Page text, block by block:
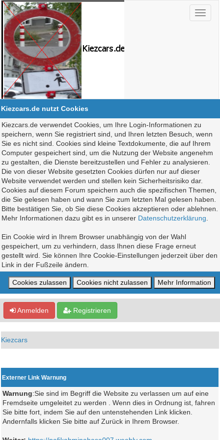
Kiezcars.de nutzt Cookies
Kiezcars.de verwendet Cookies, um Ihre Login-Informationen zu
speichern, wenn Sie registriert sind, und Ihren letzten Besuch, wenn
Sie es nicht sind. Cookies sind kleine Textdokumente, die auf Ihrem
Computer gespeichert sind, um die Nutzung der Website angenehm
zu gestalten, die Dienste bereitzustellen und Fehler zu analysieren.
Die von dieser Website gesetzten Cookies dürfen nur auf dieser
Website verwendet werden und stellen kein Sicherheitsrisiko dar.
Cookies auf diesem Forum speichern auch die spezifischen Themen,
die Sie gelesen haben und wann Sie zum letzten Mal gelesen haben.
Bitte bestätigen Sie, ob Sie diese Cookies akzeptieren oder ablehnen.
Mehr Informationen dazu gibt es in unserer Datenschutzerklärung
Ein Cookie wird in Ihrem Browser unabhängig von der Wahl
gespeichert, um zu verhindern, dass Ihnen diese Frage erneut
gestellt wird. Sie können Ihre Cookie-Einstellungen jederzeit über den
Link in der Fußzeile ändern.
Anmelden Registrieren
Kiezcars
Externer Link Warnung
Warnung:Sie sind im Begriff die Website zu verlassen um auf eine
Fremdseite umgeleitet zu werden . Wenn dies in Ordnung ist, fahren
Sie bitte fort, indem Sie auf den untenstehenden Link klicken.
Andernfalls klicken Sie bitte auf Zurück in Ihrem Browser.